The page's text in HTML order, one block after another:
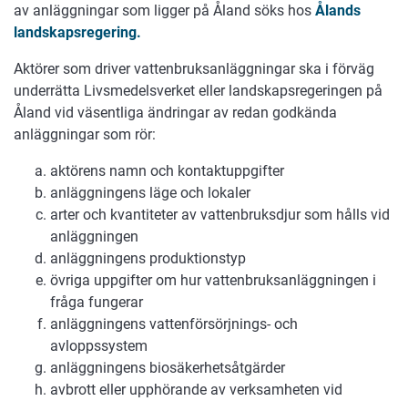
av anläggningar som ligger på Åland söks hos Ålands
landskapsregering.
Aktörer som driver vattenbruksanläggningar ska i förväg
underrätta Livsmedelsverket eller landskapsregeringen på
Åland vid väsentliga ändringar av redan godkända
anläggningar som rör:
aktörens namn och kontaktuppgifter
anläggningens läge och lokaler
arter och kvantiteter av vattenbruksdjur som hålls vid
anläggningen
anläggningens produktionstyp
övriga uppgifter om hur vattenbruksanläggningen i
fråga fungerar
anläggningens vattenförsörjnings- och
avloppssystem
anläggningens biosäkerhetsåtgärder
avbrott eller upphörande av verksamheten vid